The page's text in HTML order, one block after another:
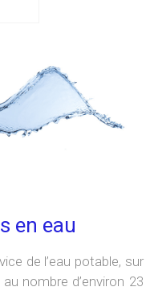
en eau
de l’eau potable, sur
nombre d’environ 23